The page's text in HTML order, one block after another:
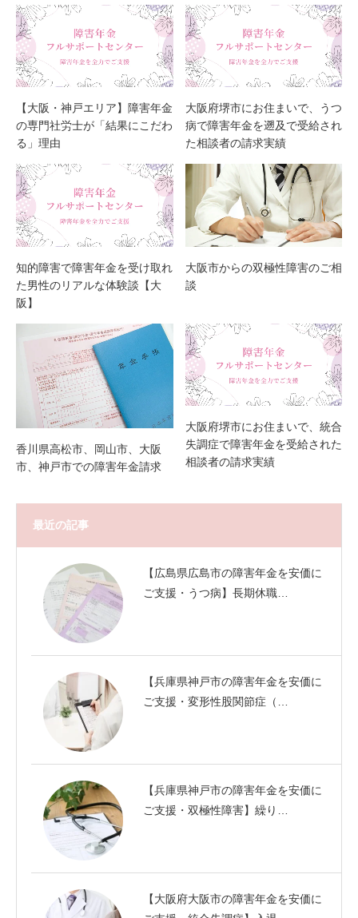
【大阪・神戸エリア】障害年金
の専門社労士が「結果にこだわ
る」理由
大阪府堺市にお住まいで、うつ
病で障害年金を遡及で受給され
た相談者の請求実績
知的障害で障害年金を受け取れ
た男性のリアルな体験談【大
阪】
大阪市からの双極性障害のご相
談
香川県高松市、岡山市、大阪
市、神戸市での障害年金請求
大阪府堺市にお住まいで、統合
失調症で障害年金を受給された
相談者の請求実績
最近の記事
【広島県広島市の障害年金を安価に
ご支援・うつ病】長期休職…
【兵庫県神戸市の障害年金を安価に
ご支援・変形性股関節症（…
【兵庫県神戸市の障害年金を安価に
ご支援・双極性障害】繰り…
【大阪府大阪市の障害年金を安価に